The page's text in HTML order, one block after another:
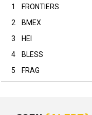
1 FRONTIERS
2
BMEX
3
HEI
4
BLESS
5
FRAG